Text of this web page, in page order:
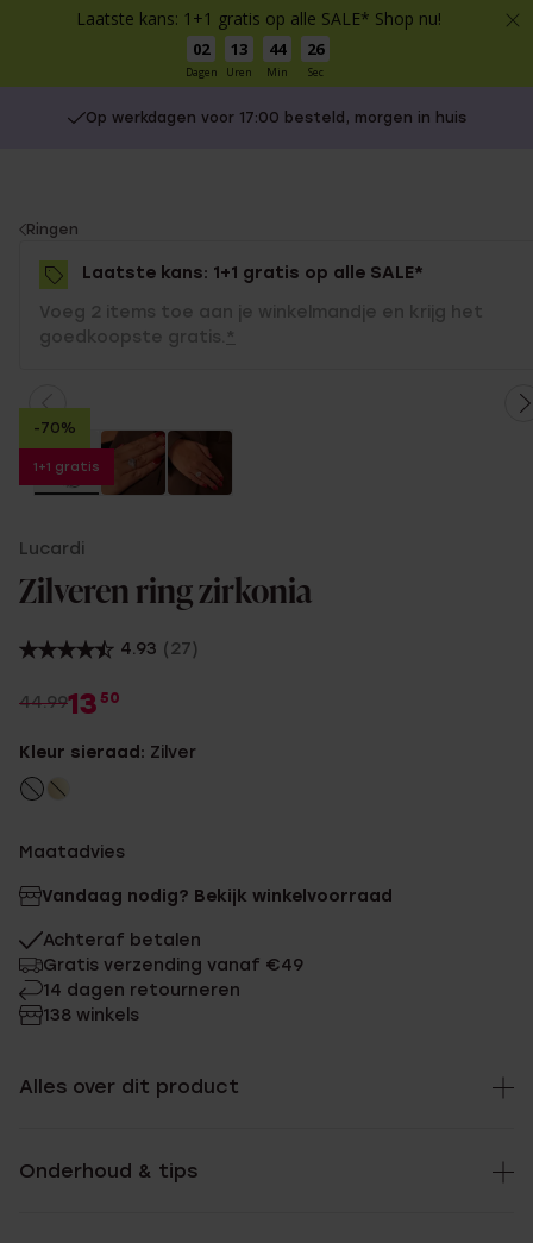
Laatste kans: 1+1 gratis op alle SALE* Shop nu!
02
Dagen
13
Uren
44
Min
26
Sec
Op werkdagen voor 17:00 besteld, morgen in huis
You
are
here:
Ringen
Laatste kans: 1+1 gratis op alle SALE*
Voeg 2 items toe aan je winkelmandje en krijg het
goedkoopste gratis. *
-70%
1+1 gratis
Lucardi
Zilveren ring zirkonia
4.93 (27)
44.9913 50
Kleur sieraad: Zilver
Maatadvies
Vandaag nodig? Bekijk winkelvoorraad
Achteraf betalen
Gratis verzending vanaf €49
14 dagen retourneren
138 winkels
Alles over dit product
Onderhoud & tips